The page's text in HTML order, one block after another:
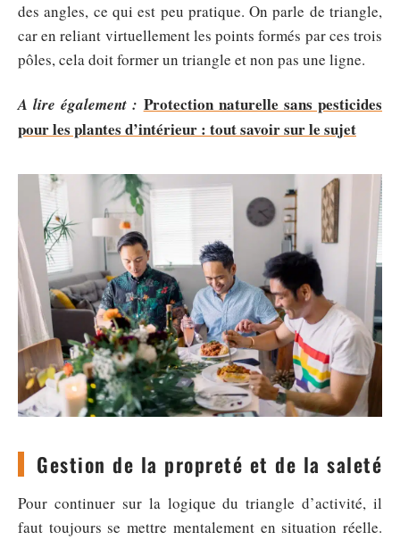
des angles, ce qui est peu pratique. On parle de triangle,
car en reliant virtuellement les points formés par ces trois
pôles, cela doit former un triangle et non pas une ligne.
A lire également : Protection naturelle sans pesticides
pour les plantes d’intérieur : tout savoir sur le sujet
Gestion de la propreté et de la saleté
Pour continuer sur la logique du triangle d’activité, il
faut toujours se mettre mentalement en situation réelle.